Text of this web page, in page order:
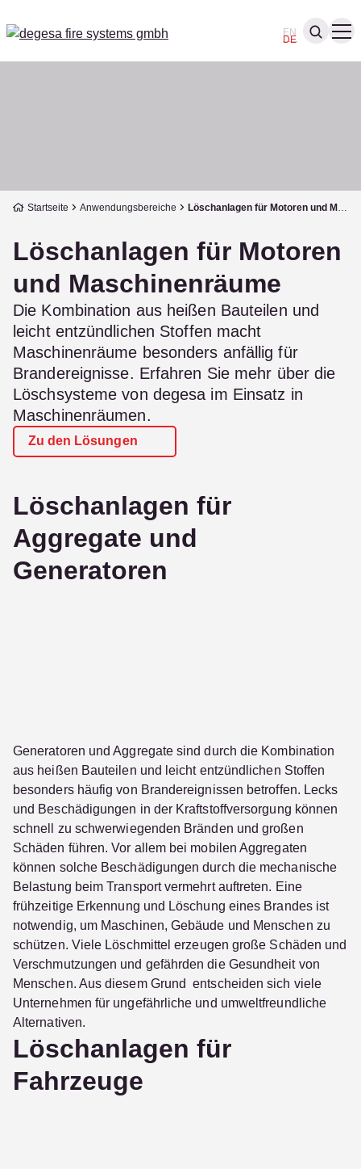
EN
DE
Startseite Anwendungsbereiche Löschanlagen für Motoren und Maschinenräume
Löschanlagen für Motoren
und Maschinenräume
Die Kombination aus heißen Bauteilen und
leicht entzündlichen Stoffen macht
Maschinenräume besonders anfällig für
Brandereignisse. Erfahren Sie mehr über die
Löschsysteme von degesa im Einsatz in
Maschinenräumen.
Zu den Lösungen
Löschanlagen für
Aggregate und
Generatoren
Generatoren und Aggregate sind durch die Kombination
aus heißen Bauteilen und leicht entzündlichen Stoffen
besonders häufig von Brandereignissen betroffen. Lecks
und Beschädigungen in der Kraftstoffversorgung können
schnell zu schwerwiegenden Bränden und großen
Schäden führen. Vor allem bei mobilen Aggregaten
können solche Beschädigungen durch die mechanische
Belastung beim Transport vermehrt auftreten. Eine
frühzeitige Erkennung und Löschung eines Brandes ist
notwendig, um Maschinen, Gebäude und Menschen zu
schützen. Viele Löschmittel erzeugen große Schäden und
Verschmutzungen und gefährden die Gesundheit von
Menschen. Aus diesem Grund entscheiden sich viele
Unternehmen für ungefährliche und umweltfreundliche
Alternativen.
Löschanlagen für
Fahrzeuge